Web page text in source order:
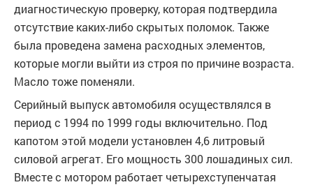
диагностическую проверку, которая подтвердила
отсутствие каких-либо скрытых поломок. Также
была проведена замена расходных элементов,
которые могли выйти из строя по причине возраста.
Масло тоже поменяли.
Серийный выпуск автомобиля осуществлялся в
период с 1994 по 1999 годы включительно. Под
капотом этой модели установлен 4,6 литровый
силовой агрегат. Его мощность 300 лошадиных сил.
Вместе с мотором работает четырехступенчатая